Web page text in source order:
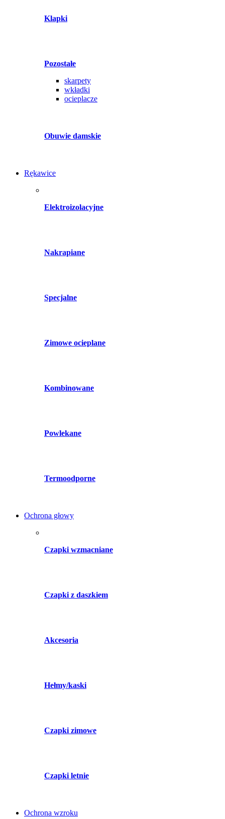
Klapki
Pozostałe
skarpety
wkładki
ocieplacze
Obuwie damskie
Rękawice
Elektroizolacyjne
Nakrapiane
Specjalne
Zimowe ocieplane
Kombinowane
Powlekane
Termoodporne
Ochrona głowy
Czapki wzmacniane
Czapki z daszkiem
Akcesoria
Hełmy/kaski
Czapki zimowe
Czapki letnie
Ochrona wzroku